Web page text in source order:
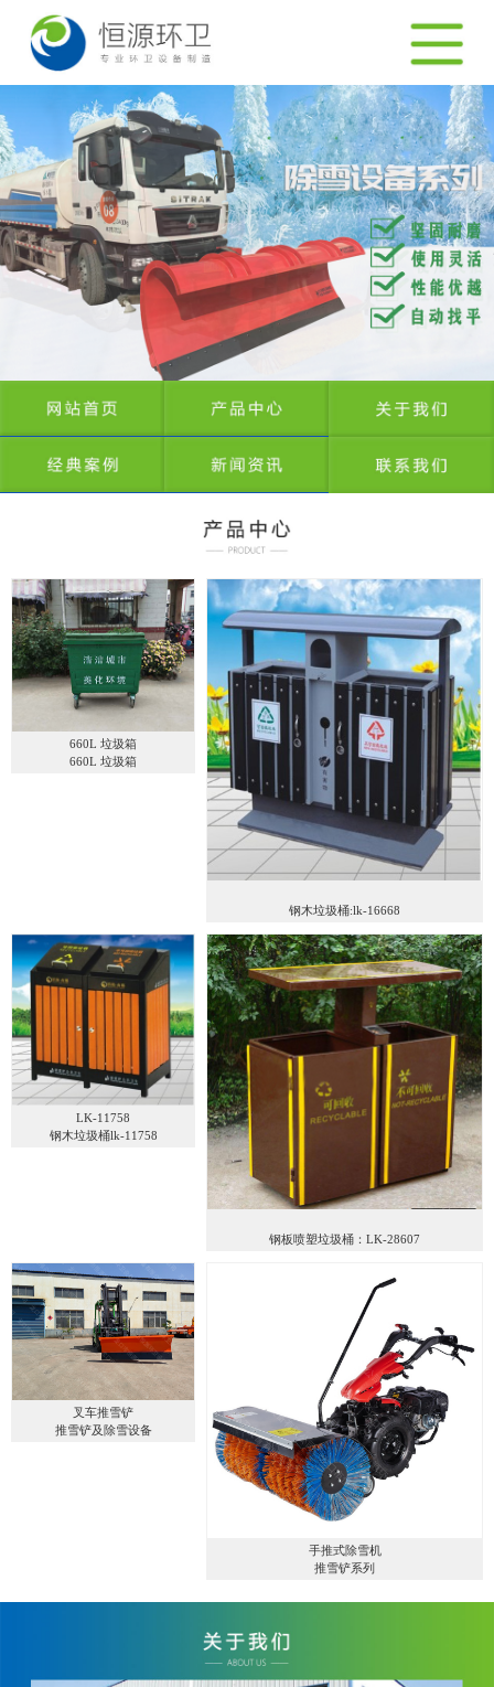
660L 垃圾箱
660L 垃圾箱
钢木垃圾桶:lk-16668
LK-11758
钢木垃圾桶lk-11758
钢板喷塑垃圾桶：LK-28607
叉车推雪铲
推雪铲及除雪设备
手推式除雪机
推雪铲系列